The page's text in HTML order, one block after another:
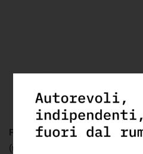
FONTE:elaborazione openpolis
(ultimo aggiornamento: mercoledì